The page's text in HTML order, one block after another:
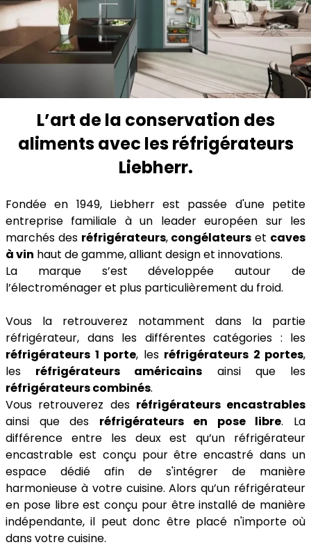
L’art de la conservation des
aliments avec les réfrigérateurs
Liebherr.
Fondée en 1949, Liebherr est passée d'une petite
entreprise familiale à un leader européen sur les
marchés des réfrigérateurs, congélateurs et caves
à vin haut de gamme, alliant design et innovations.
La marque s’est développée autour de
l’électroménager et plus particulièrement du froid.
Vous la retrouverez notamment dans la partie
réfrigérateur, dans les différentes catégories : les
réfrigérateurs 1 porte, les réfrigérateurs 2 portes,
les réfrigérateurs américains ainsi que les
réfrigérateurs combinés.
Vous retrouverez des réfrigérateurs encastrables
ainsi que des réfrigérateurs en pose libre. La
différence entre les deux est qu’un réfrigérateur
encastrable est conçu pour être encastré dans un
espace dédié afin de s'intégrer de manière
harmonieuse à votre cuisine. Alors qu’un réfrigérateur
en pose libre est conçu pour être installé de manière
indépendante, il peut donc être placé n'importe où
dans votre cuisine.